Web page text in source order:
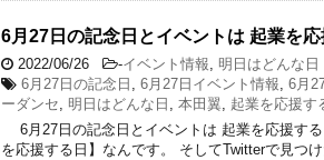
6月27日の記念日とイベントは 起業を
2022/06/26 -イベント情報, 明日はどんな日
6月27日の記念日 , 6月27日イベント情報, 6月
ーダンセ, 明日はどんな日 , 本田翼, 起業を応援す
6月27日の記念日とイベントは 起業を応援す
を応援する日】なんです。 そしてTwitterで見つ